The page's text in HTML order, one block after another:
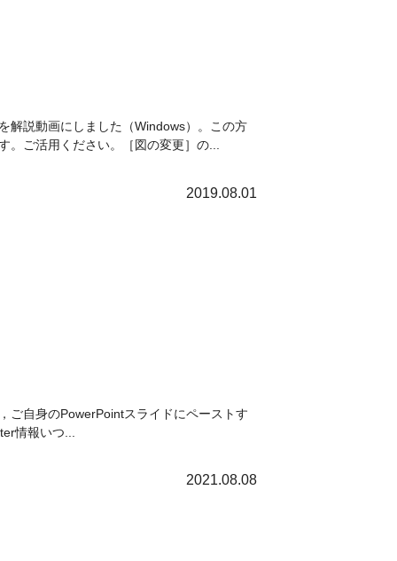
解説動画にしました（Windows）。この方
。ご活用ください。［図の変更］の...
2019.08.01
ご自身のPowerPointスライドにペーストす
情報いつ...
2021.08.08